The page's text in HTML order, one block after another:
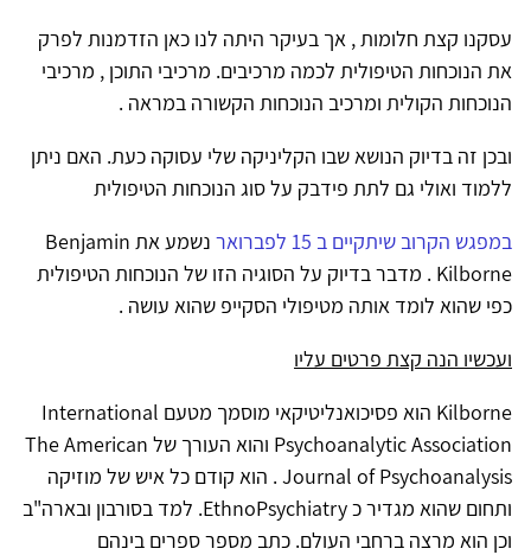
עסקנו קצת חלומות , אך בעיקר היתה לנו כאן הזדמנות לפרק
את הנוכחות הטיפולית לכמה מרכיבים. מרכיבי התוכן , מרכיבי
הנוכחות הקולית ומרכיב הנוכחות הקשורה במראה .
ובכן זה בדיוק הנושא שבו הקליניקה שלי עסוקה כעת. האם ניתן
ללמוד ואולי גם לתת פידבק על סוג הנוכחות הטיפולית
במפגש הקרוב שיתקיים ב 15 לפברואר
נשמע את Benjamin
Kilborne . מדבר בדיוק על הסוגיה הזו של הנוכחות הטיפולית
כפי שהוא לומד אותה מטיפולי הסקייפ שהוא עושה .
ועכשיו הנה קצת פרטים עליו
Kilborne הוא פסיכואנליטיקאי מוסמך מטעם International
Psychoanalytic Association והוא העורך של The American
Journal of Psychoanalysis . הוא קודם כל איש של מוזיקה
ותחום שהוא מגדיר כ EthnoPsychiatry. למד בסורבון ובארה"ב
וכן הוא מרצה ברחבי העולם. כתב מספר ספרים בינהם